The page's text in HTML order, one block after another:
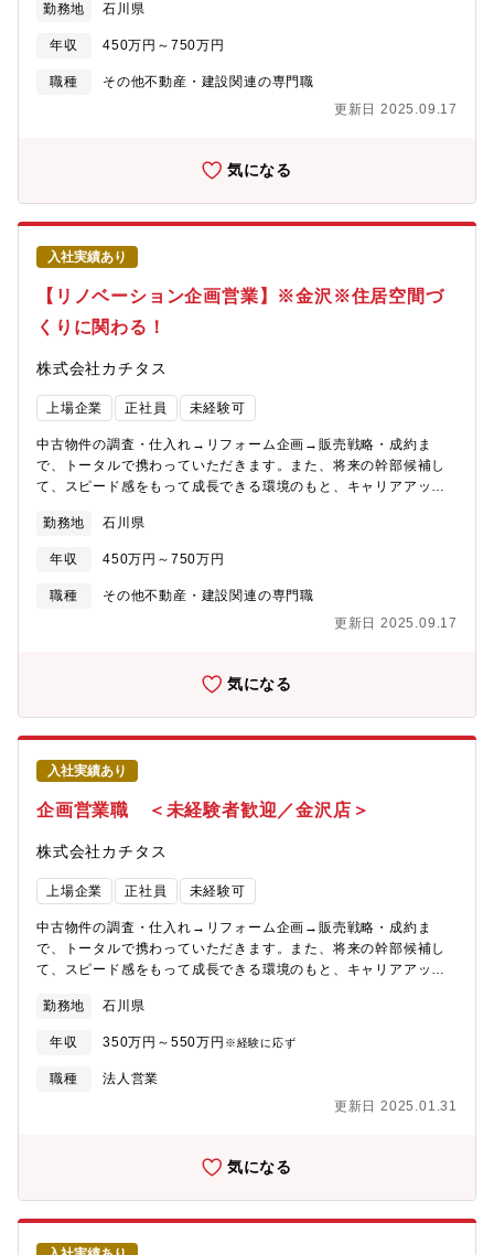
に赴き、「どのような方に住んでいただきたいか」お客様像をイ
メージしながら中古物件の仕入れを行います。(2)リフォーム企
画：お客様が住まいに求めることはなにかを考えながら、リフォ
ームのプランを立てていきます。(3)販売：自ら企画したリフォー
力】★自身のアイディアを形にし、それを自らお客様に提案して
を直接感じることができるやりがいのある業務です。★経営層に
はリクルート出身者が多く、変化と成長のスピード感がある中で
スキルアップを図りたい方にはお勧めの環境です。★宅建士手当
毎月3万円支給★マイカー通勤で営業でも使用するため、ガソリン
代、ETCカード、エコカー手当など多数福利厚生あり★結果次第
で最短で2年で店長になった方もいらっしゃいます。※充実した研
修制度があるため未経験の方でも安心してご入社いただけます！
具体的には、店舗の先輩のOJT→一連の流れを知った後の座学研
修を受講、専門的なマニュアル等、研修が充実。未経験でも知識
勤務地 石川県
年収 450万円～750万円
職種
その他不動産・建設関連の専門職
更新日 2025.09.17
気になる
入社実績あり
【リノベーション企画営業】※金沢※住居空間づ
くりに関わる！
株式会社カチタス
上場企業 正社員 未経験可
中古物件の調査・仕入れ→リフォーム企画→販売戦略・成約ま
で、トータルで携わっていただきます。また、将来の幹部候補し
て、スピード感をもって成長できる環境のもと、キャリアアップ
に赴き、「どのような方に住んでいただきたいか」お客様像をイ
メージしながら中古物件の仕入れを行います。(2)リフォーム企
画：お客様が住まいに求めることはなにかを考えながら、リフォ
ームのプランを立てていきます。(3)販売：自ら企画したリフォー
力】★自身のアイディアを形にし、それを自らお客様に提案して
を直接感じることができるやりがいのある業務です。★経営層に
はリクルート出身者が多く、変化と成長のスピード感がある中で
スキルアップを図りたい方にはお勧めの環境です。★宅建士手当
毎月3万円支給★マイカー通勤で営業でも使用するため、ガソリン
代、ETCカード、エコカー手当など多数福利厚生あり★結果次第
で最短で2年で店長になった方もいらっしゃいます。※充実した研
修制度があるため未経験の方でも安心してご入社いただけます！
具体的には、店舗の先輩のOJT→一連の流れを知った後の座学研
修を受講、専門的なマニュアル等、研修が充実。未経験でも知識
が身につきます。
勤務地 石川県
年収 450万円～750万円
職種
その他不動産・建設関連の専門職
更新日 2025.09.17
気になる
入社実績あり
企画営業職 ＜未経験者歓迎／金沢店＞
株式会社カチタス
上場企業 正社員 未経験可
中古物件の調査・仕入れ→リフォーム企画→販売戦略・成約ま
で、トータルで携わっていただきます。また、将来の幹部候補し
て、スピード感をもって成長できる環境のもと、キャリアアップ
に赴き、「どのような方に住んでいただきたいか」お客様像をイ
メージしながら中古物件の仕入れを行います。(2)リフォーム企
画：お客様が住まいに求めることはなにかを考えながら、リフォ
ームのプランを立てていきます。(3)販売：自ら企画したリフォー
力】自身のアイディアを形にし、それを自らお客様に提案してい
直接感じることができるやりがいのある業務です。
勤務地 石川県
年収 350万円～550万円 ※経験に応ず
職種
法人営業
更新日 2025.01.31
気になる